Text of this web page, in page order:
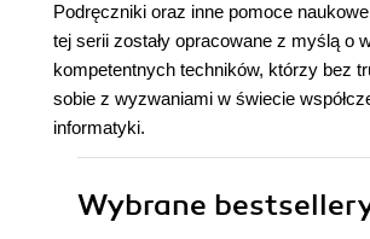
Podręczniki oraz inne pomoce
tej serii zostały opracowane z myślą o
kompetentnych techników, którzy bez
sobie z wyzwaniami w świecie
informatyki.
Wybrane